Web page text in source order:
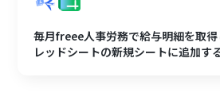
毎月freee人事労務で給与明細を取
レッドシートの新規シートに追加す